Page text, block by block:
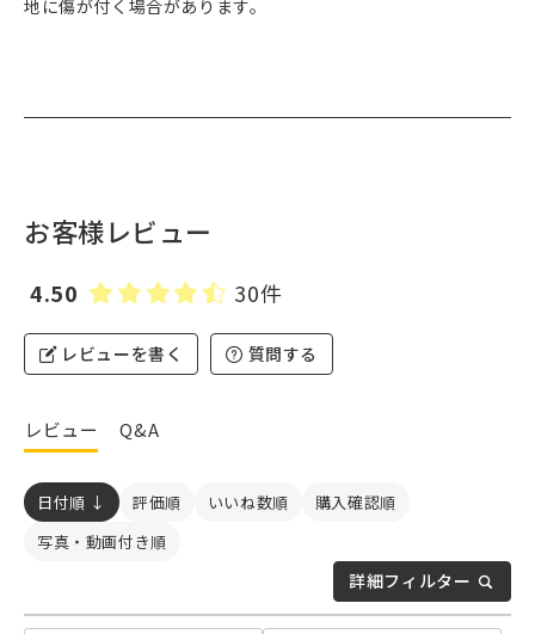
地に傷が付く場合があります。
お客様レビュー
4.50 30件
レビューを書く 質問する
レビュー Q&A
詳細フィルター
日付順 ↓ 評価順 いいね数順
購入確認順
写真・動画付き順